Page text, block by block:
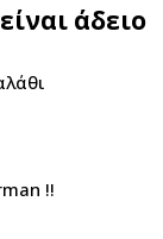
άδειο
!!